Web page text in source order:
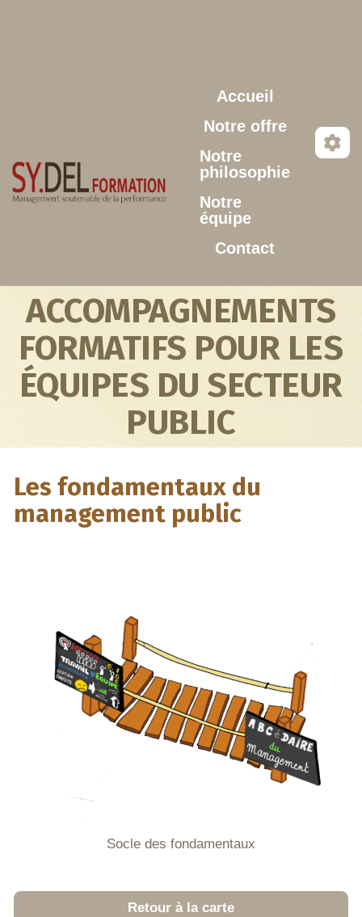
Accueil
Notre offre
Notre
philosophie
Notre
équipe
Contact
ACCOMPAGNEMENTS
FORMATIFS POUR LES
ÉQUIPES DU SECTEUR
PUBLIC
Les fondamentaux du
management public
Socle des fondamentaux
Retour à la carte